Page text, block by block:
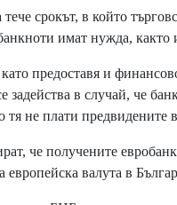
срокът, в който
имат нужда, както
предоставя и
задейства в случай, че
тя не плати
че получените
европейска валута в